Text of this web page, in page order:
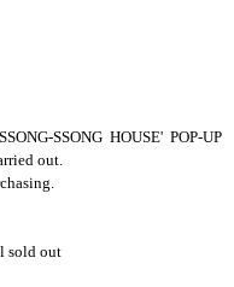
SSONG HOUSE' POP-UP
out.
sold out